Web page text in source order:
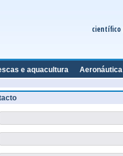
científico
e aquacultura Aeronáutica